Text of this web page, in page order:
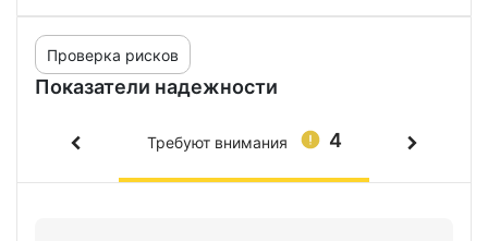
Показатели надежности
Проверка рисков
4
Требуют внимания